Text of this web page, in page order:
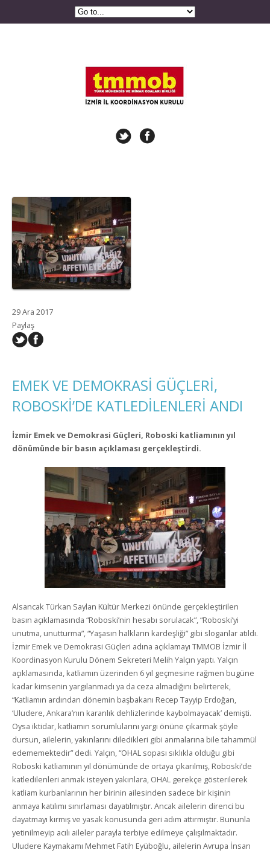
29 Ara 2017
Paylaş
EMEK VE DEMOKRASİ GÜÇLERİ,
ROBOSKİ’DE KATLEDİLENLERİ ANDI
İzmir Emek ve Demokrasi Güçleri, Roboski katliamının yıl
dönümünde bir basın açıklaması gerçekleştirdi.
Alsancak Türkan Saylan Kültür Merkezi önünde gerçekleştirilen
basın açıklamasında “Roboski’nin hesabı sorulacak”, “Roboski’yi
unutma, unutturma”, “Yaşasın halkların kardeşliği” gibi sloganlar atıldı.
İzmir Emek ve Demokrasi Güçleri adına açıklamayı TMMOB İzmir İl
Koordinasyon Kurulu Dönem Sekreteri Melih Yalçın yaptı. Yalçın
açıklamasında, katliamın üzerinden 6 yıl geçmesine rağmen bugüne
kadar kimsenin yargılanmadı ya da ceza almadığını belirterek,
“Katliamın ardından dönemin başbakanı Recep Tayyip Erdoğan,
‘Uludere, Ankara’nın karanlık dehlizlerinde kaybolmayacak’ demişti.
Oysa iktidar, katliamın sorumlularını yargı önüne çıkarmak şöyle
dursun, ailelerin, yakınlarını diledikleri gibi anmalarına bile tahammül
edememektedir” dedi. Yalçın, “OHAL sopası sıklıkla olduğu gibi
Roboski katliamının yıl dönümünde de ortaya çıkarılmış, Roboski’de
katledilenleri anmak isteyen yakınlara, OHAL gerekçe gösterilerek
katliam kurbanlarının her birinin ailesinden sadece bir kişinin
anmaya katılımı sınırlaması dayatılmıştır. Ancak ailelerin direnci bu
dayatmayı kırmış ve yasak konusunda geri adım attırmıştır. Bununla
yetinilmeyip acılı aileler parayla terbiye edilmeye çalışılmaktadır.
Uludere Kaymakamı Mehmet Fatih Eyüboğlu, ailelerin Avrupa İnsan